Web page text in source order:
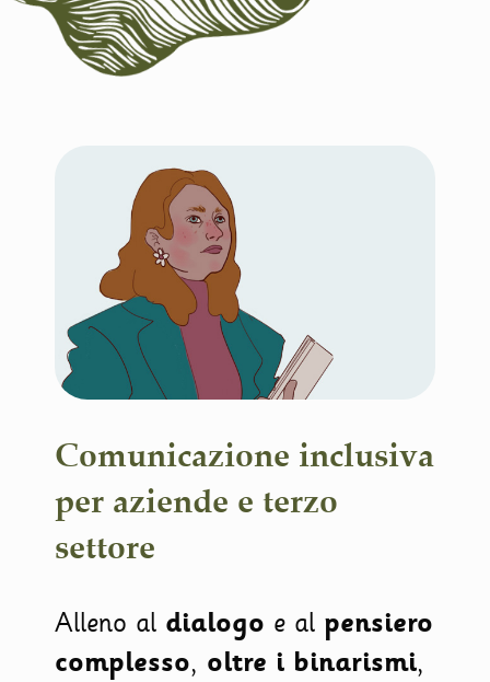
Comunicazione inclusiva
per aziende e terzo
settore
Alleno al dialogo e al pensiero
complesso, oltre i binarismi,